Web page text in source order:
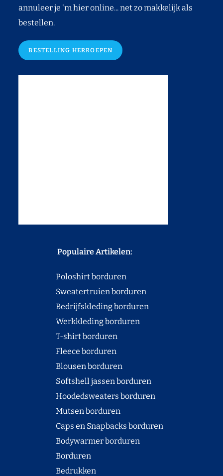
annuleer je 'm hier online... net zo makkelijk als
bestellen.
BESTELLING HERROEPEN
Populaire Artikelen:
Poloshirt borduren
Sweatertruien borduren
Bedrijfskleding borduren
Werkkleding borduren
T-shirt borduren
Fleece borduren
Blousen borduren
Softshell jassen borduren
Hoodedsweaters borduren
Mutsen borduren
Caps en Snapbacks borduren
Bodywarmer borduren
Borduren
Bedrukken